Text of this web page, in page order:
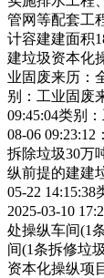
管网等配套工
计容建建面积
建垃圾资本化
业固废来历：
别：工业固废
09:45:04类别
08-06
拆除垃圾30万
纵前提的建建
05-22
2025-03-10
处操纵车间(1
间(1条拆修垃
资本化操纵项